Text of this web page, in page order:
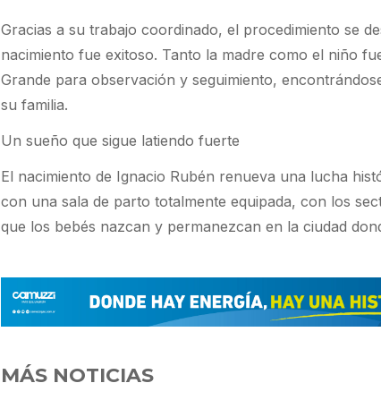
Gracias a su trabajo coordinado, el procedimiento se
nacimiento fue exitoso. Tanto la madre como el niño
Grande para observación y seguimiento,
su familia.
Un sueño que sigue latiendo fuerte
El nacimiento de Ignacio Rubén renueva una lucha
con una sala de parto totalmente equipada, con los
que los bebés nazcan y permanezcan en la ciudad
MÁS NOTICIAS